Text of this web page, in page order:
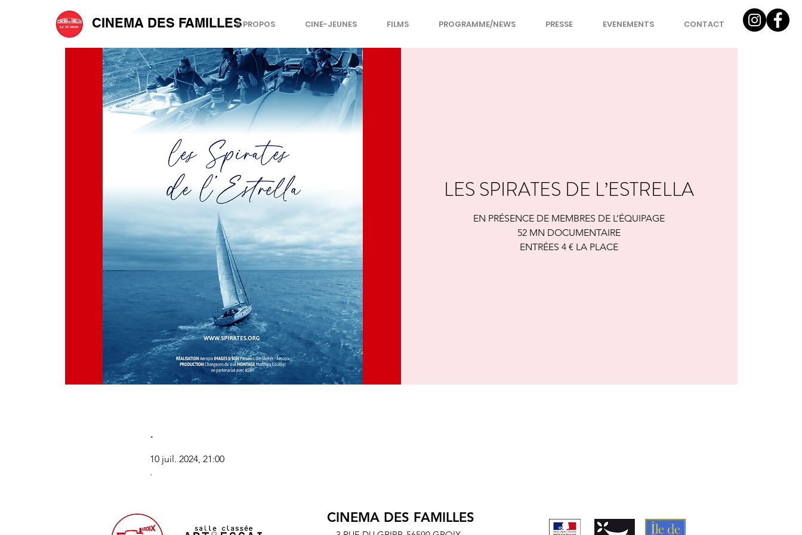
CINEMA DES FAMILLESA PROPOS CINE-JEUNES FILMS PROGRAMME/NEWS PRESSE EVENEMENTS CONTACT
LES SPIRATES DE L’ESTRELLA
EN PRÉSENCE DE MEMBRES DE L’ÉQUIPAGE
52 MN DOCUMENTAIRE
ENTRÉES 4 € LA PLACE
.
10 juil. 2024, 21:00
.
CINEMA DES FAMILLES